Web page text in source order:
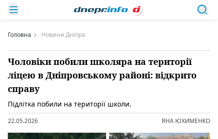
Головна Новини Дніпра
Чоловіки побили школяра на території
ліцею в Дніпровському районі: відкрито
справу
Підлітка побили на території школи.
22.05.2026 ЯНА ЮХИМЕНКО